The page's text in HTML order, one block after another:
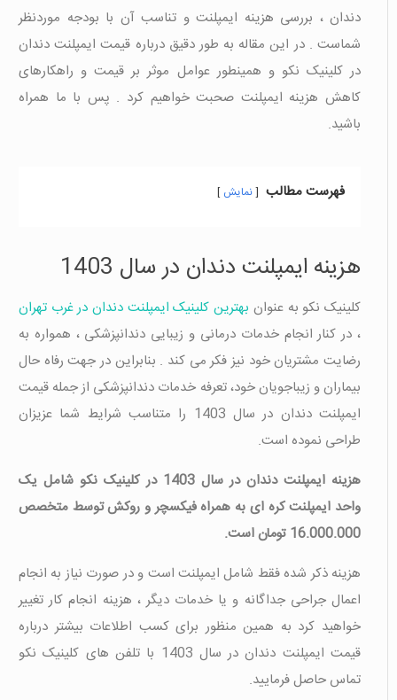
دندان ، بررسی هزینه ایمپلنت و تناسب آن با بودجه موردنظر
شماست . در این مقاله به طور دقیق درباره قیمت ایمپلنت دندان
در کلینیک نکو و همینطور عوامل موثر بر قیمت و راهکارهای
کاهش هزینه ایمپلنت صحبت خواهیم کرد . پس با ما همراه
باشید.
فهرست مطالب نمایش
هزینه ایمپلنت دندان در سال 1403
کلینیک نکو به عنوان بهترین کلینیک ایمپلنت دندان در غرب تهران
، در کنار انجام خدمات درمانی و زیبایی دندانپزشکی ، همواره به
رضایت مشتریان خود نیز فکر می کند . بنابراین در جهت رفاه حال
بیماران و زیباجویان خود، تعرفه خدمات دندانپزشکی از جمله قیمت
ایمپلنت دندان در سال 1403 را متناسب شرایط شما عزیزان
طراحی نموده است.
هزینه ایمپلنت دندان در سال 1403 در کلینیک نکو شامل یک
واحد ایمپلنت کره ای به همراه فیکسچر و روکش توسط متخصص
16.000.000 تومان است.
هزینه ذکر شده فقط شامل ایمپلنت است و در صورت نیاز به انجام
اعمال جراحی جداگانه و یا خدمات دیگر ، هزینه انجام کار تغییر
خواهید کرد به همین منظور برای کسب اطلاعات بیشتر درباره
قیمت ایمپلنت دندان در سال 1403 با تلفن های کلینیک نکو
تماس حاصل فرمایید.